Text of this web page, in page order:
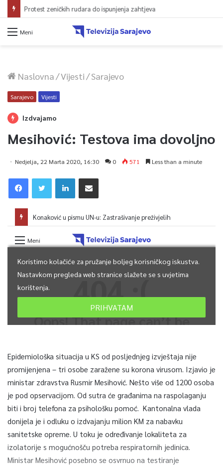
Protest zeničkih rudara do ispunjenja zahtjeva
Meni
Naslovna/Vijesti/Sarajevo
Sarajevo Vijesti
Izdvajamo
Mesihović: Testova ima dovoljno
Nedjelja, 22 Marta 2020, 16:30 0 571 Less than a minute
Epidemiološka situacija u KS od posljednjeg izvještaja nije
promijenjena – tri osobe zaražene su korona virusom. Izjavio je
ministar zdravstva Rusmir Mesihović. Nešto više od 1200 osoba
je pod opservacijom. Od sutra će građanima na raspolaganju
biti i broj telefona za psihološku pomoć. Kantonalna vlada
donijela je i odluku o izdvajanju milion KM za nabavku
sanitetske opreme. U toku je određivanje lokaliteta za
izolatorije s mogućnošču potreba respiratornih jedinica.
Ministar Mesihović posebno se osvrnuo na testiranje